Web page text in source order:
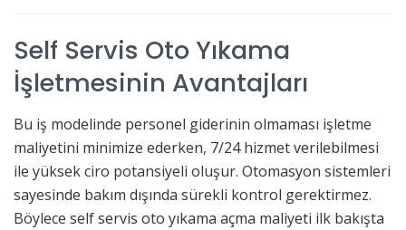
Self Servis Oto Yıkama
İşletmesinin Avantajları
Bu iş modelinde personel giderinin olmaması işletme
maliyetini minimize ederken, 7/24 hizmet verilebilmesi
ile yüksek ciro potansiyeli oluşur. Otomasyon sistemleri
sayesinde bakım dışında sürekli kontrol gerektirmez.
Böylece self servis oto yıkama açma maliyeti ilk bakışta